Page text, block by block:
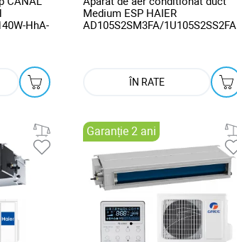
HhA-
Medium ESP HAIER
AD105S2SM3FA/1U105S2SS2FA
ÎN RATE
Garanție 2 ani